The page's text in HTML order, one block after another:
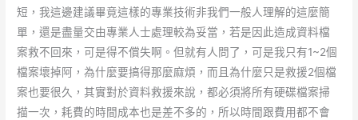
短，我這邊建議畢竟這樣的專業技術非我們一般人理解的這麼簡
單，還是盡量交由專業人士處理較為妥當，若是因此造成資料檔
案救不回來，可是得不償失啊。但就有人問了，可是我只有1~2個
檔案壞掉阿，為什麼要搞得那麼麻煩，而且為什麼只是救援2個檔
案也要很久，其實對於資料救援來說，都必須將所有硬碟檔案掃
描一次，耗費的時間成本也是差不多的，所以時間跟費用都不會